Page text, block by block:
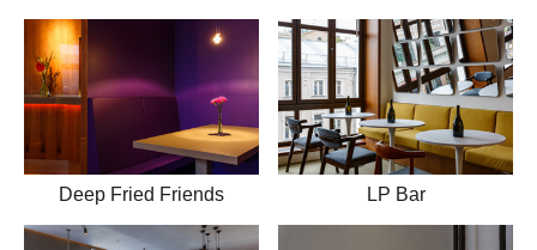
Deep Fried Friends LP Bar